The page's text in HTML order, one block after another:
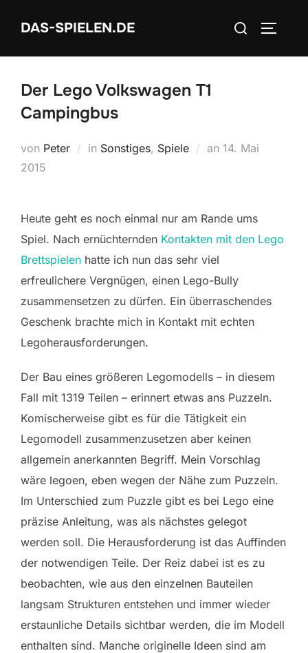
InhaltDAS-SPIELEN.DE
Suchen
Der Lego Volkswagen T1
Campingbus
von Peter in Sonstiges, Spiele an Veröffentlicht
14. Mai
2015
Heute geht es noch einmal nur am Rande ums
Spiel. Nach ernüchternden Kontakten mit den Lego
Brettspielen hatte ich nun das sehr viel
erfreulichere Vergnügen, einen Lego-Bully
zusammensetzen zu dürfen. Ein überraschendes
Geschenk brachte mich in Kontakt mit echten
Legoherausforderungen.
Der Bau eines größeren Legomodells – in diesem
Fall mit 1319 Teilen – erinnert etwas ans Puzzeln.
Komischerweise gibt es für die Tätigkeit ein
Legomodell zusammenzusetzen aber keinen
allgemein anerkannten Begriff. Mein Vorschlag
wäre legoen, eben wegen der Nähe zum Puzzeln.
Im Unterschied zum Puzzle gibt es bei Lego eine
präzise Anleitung, was als nächstes gelegot
werden soll. Die Herausforderung ist das Auffinden
der notwendigen Teile. Der Reiz dabei ist es zu
beobachten, wie aus den einzelnen Bauteilen
langsam Strukturen entstehen und immer wieder
erstaunliche Details sichtbar werden, die im Modell
enthalten sind. Manche originelle Ideen sind am